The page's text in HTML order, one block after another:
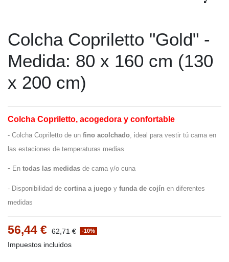
Colcha Copriletto "Gold" -
Medida: 80 x 160 cm (130
x 200 cm)
Colcha Copriletto, acogedora y confortable
- Colcha Copriletto de un fino acolchado, ideal para vestir tú cama en
las estaciones de temperaturas medias
- En todas las medidas de cama y/o cuna
- Disponibilidad de cortina a juego y funda de cojín en diferentes
medidas
56,44 € 62,71 € -10%
Impuestos incluidos